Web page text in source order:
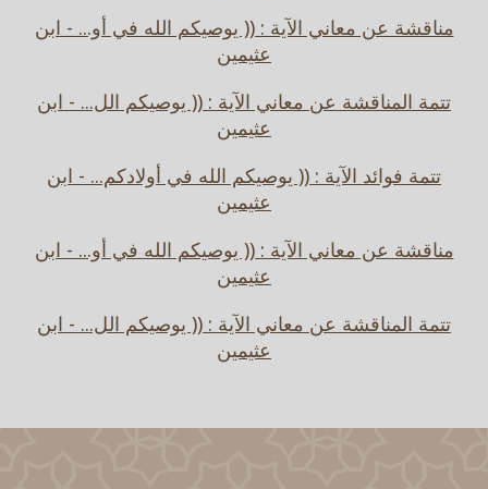
مناقشة عن معاني الآية : (( يوصيكم الله في أو... - ابن
عثيمين
تتمة المناقشة عن معاني الآية : (( يوصيكم الل... - ابن
عثيمين
تتمة فوائد الآية : (( يوصيكم الله في أولادكم... - ابن
عثيمين
مناقشة عن معاني الآية : (( يوصيكم الله في أو... - ابن
عثيمين
تتمة المناقشة عن معاني الآية : (( يوصيكم الل... - ابن
عثيمين